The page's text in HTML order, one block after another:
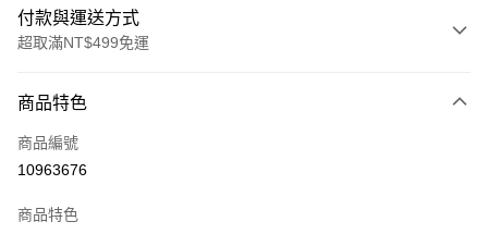
付款與運送方式
超取滿NT$499免運
信用卡一次付款
LINE Pay
商品特色
商品編號
10963676
商品特色